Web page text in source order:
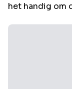
het handig om